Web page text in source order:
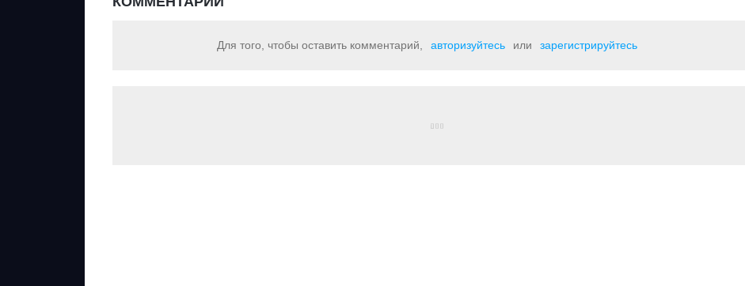
Для того, чтобы оставить комментарий, авторизуйтесь или зарегистрируйтесь